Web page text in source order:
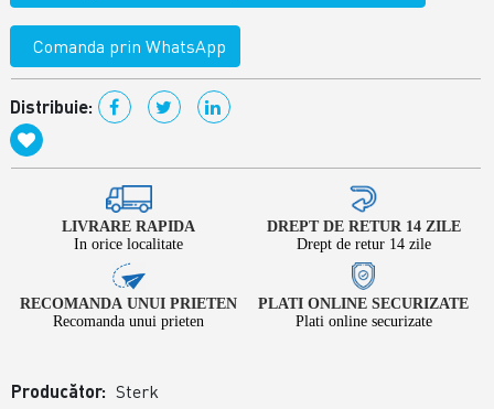
Comanda prin WhatsApp
Distribuie:
LIVRARE RAPIDA
In orice localitate
DREPT DE RETUR 14 ZILE
Drept de retur 14 zile
RECOMANDA UNUI PRIETEN
Recomanda unui prieten
PLATI ONLINE SECURIZATE
Plati online securizate
Producător: Sterk